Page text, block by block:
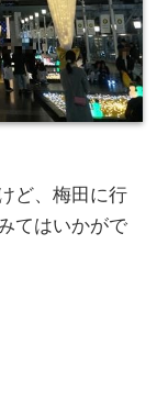
ど、梅田に行
てはいかがで